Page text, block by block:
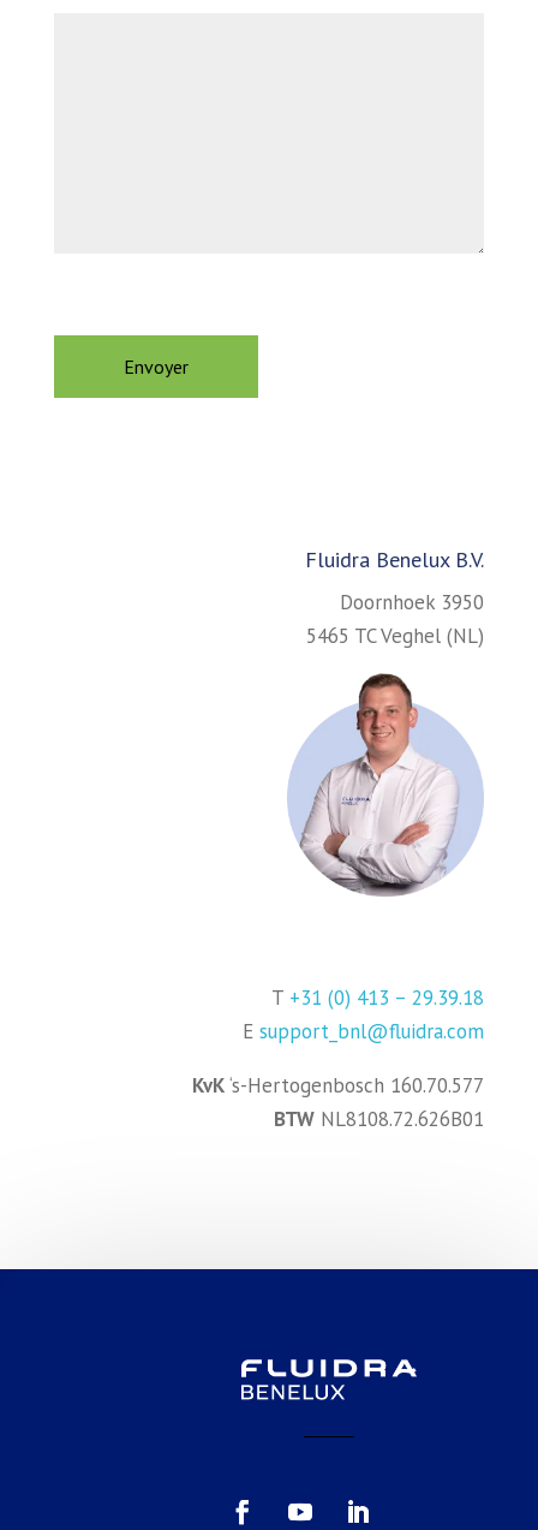
Fluidra Benelux B.V.
Doornhoek 3950
5465 TC Veghel (NL)
T +31 (0) 413 – 29.39.18
Esupport_bnl@fluidra.com
KvK‘s-Hertogenbosch 160.70.577
BTW NL8108.72.626B01